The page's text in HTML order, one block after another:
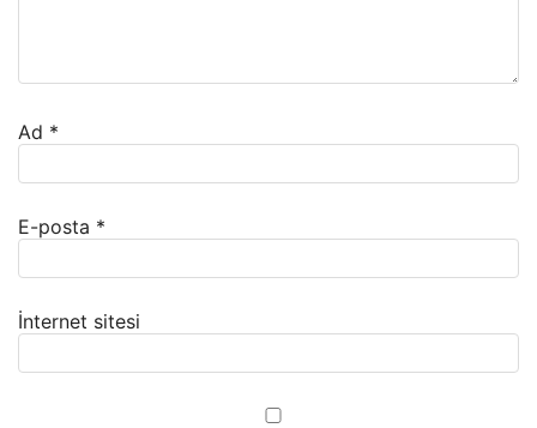
Ad *
E-posta *
İnternet sitesi